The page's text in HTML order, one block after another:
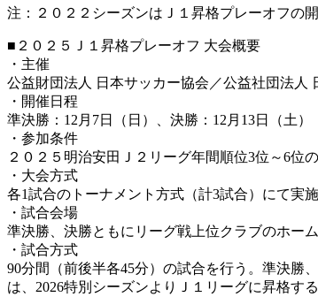
注：２０２２シーズンはＪ１昇格プレーオフの
■２０２５Ｊ１昇格プレーオフ 大会概要
・主催
公益財団法人 日本サッカー協会／公益社団法人
・開催日程
準決勝：12月7日（日）、決勝：12月13日（土）
・参加条件
２０２５明治安田Ｊ２リーグ年間順位3位～6位
・大会方式
各1試合のトーナメント方式（計3試合）にて実
・試合会場
準決勝、決勝ともにリーグ戦上位クラブのホー
・試合方式
90分間（前後半各45分）の試合を行う。準決勝
は、2026特別シーズンよりＪ１リーグに昇格する